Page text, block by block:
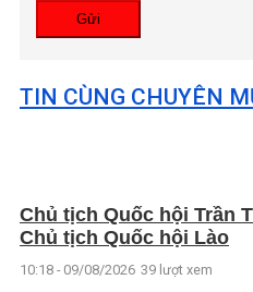
Gửi
TIN CÙNG CHUYÊN
Chủ tịch Quốc hội Trần
Chủ tịch Quốc hội Lào
10:18 - 09/08/2026 39 lượt xem